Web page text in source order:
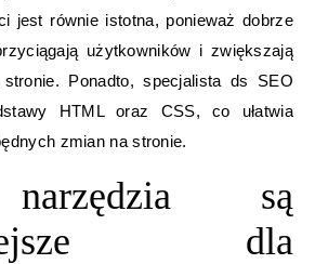
jest równie istotna, ponieważ dobrze
użytkowników i zwiększają
Ponadto, specjalista ds SEO
HTML oraz CSS, co ułatwia
zmian na stronie.
są
dla